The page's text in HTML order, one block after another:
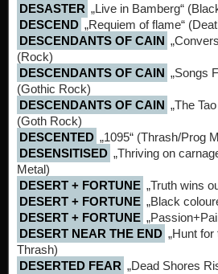
DESASTER „Live in Bamberg“
DESCEND „Requiem of flame“
DESCENDANTS OF CAIN
(Rock)
DESCENDANTS OF CAIN „Songs
(Gothic Rock)
DESCENDANTS OF CAIN „The
(Goth Rock)
DESCENTED „1095“ (Thrash/Prog
DESENSITISED „Thriving on
Metal)
DESERT + FORTUNE „Truth wins
DESERT + FORTUNE „Black
DESERT + FORTUNE
DESERT NEAR THE END „Hunt
Thrash)
DESERTED FEAR „Dead Shores